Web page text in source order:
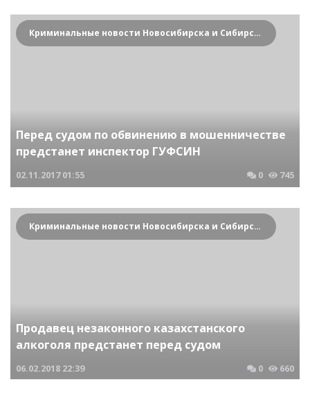
Криминальные новости Новосибирска и Сибирского региона
Перед судом по обвинению в мошенничестве
предстанет инспектор ГУФСИН
02.11.2017 01:55 0 745
Криминальные новости Новосибирска и Сибирского региона
Продавец незаконного казахстанского
алкоголя предстанет перед судом
06.02.2018 22:39 0 660